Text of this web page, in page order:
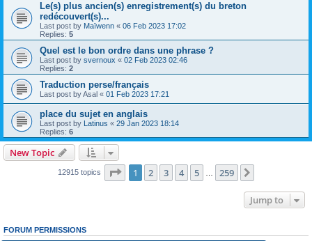
Le(s) plus ancien(s) enregistrement(s) du breton
redécouvert(s)...
Last post by Maïwenn « 06 Feb 2023 17:02
Replies: 5
Quel est le bon ordre dans une phrase ?
Last post by svernoux « 02 Feb 2023 02:46
Replies: 2
Traduction perse/français
Last post byAsal « 01 Feb 2023 17:21
place du sujet en anglais
Last post by Latinus « 29 Jan 2023 18:14
Replies: 6
New Topic
12915 topics Page 1of 259
1 2 3 4 5 259
Jump to
FORUM PERMISSIONS